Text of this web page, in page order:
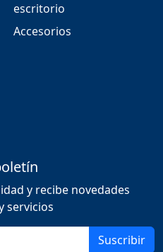
escritorio
Accesorios
y recibe novedades
servicios
Suscribir